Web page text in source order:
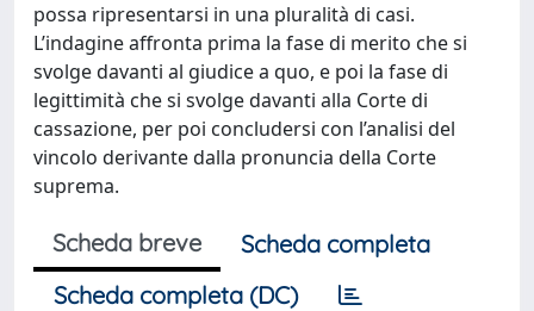
possa ripresentarsi in una pluralità di casi.
L’indagine affronta prima la fase di merito che si
svolge davanti al giudice a quo, e poi la fase di
legittimità che si svolge davanti alla Corte di
cassazione, per poi concludersi con l’analisi del
vincolo derivante dalla pronuncia della Corte
suprema.
Scheda breve
Scheda completa
Scheda completa (DC)